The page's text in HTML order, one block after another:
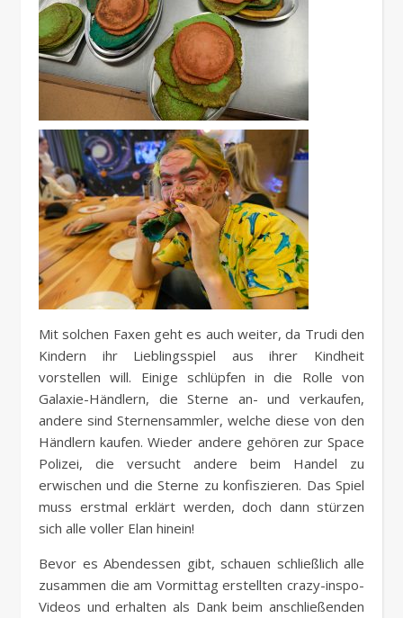
Mit solchen Faxen geht es auch weiter, da Trudi den
Kindern ihr Lieblingsspiel aus ihrer Kindheit
vorstellen will. Einige schlüpfen in die Rolle von
Galaxie-Händlern, die Sterne an- und verkaufen,
andere sind Sternensammler, welche diese von den
Händlern kaufen. Wieder andere gehören zur Space
Polizei, die versucht andere beim Handel zu
erwischen und die Sterne zu konfiszieren. Das Spiel
muss erstmal erklärt werden, doch dann stürzen
sich alle voller Elan hinein!
Bevor es Abendessen gibt, schauen schließlich alle
zusammen die am Vormittag erstellten crazy-inspo-
Videos und erhalten als Dank beim anschließenden